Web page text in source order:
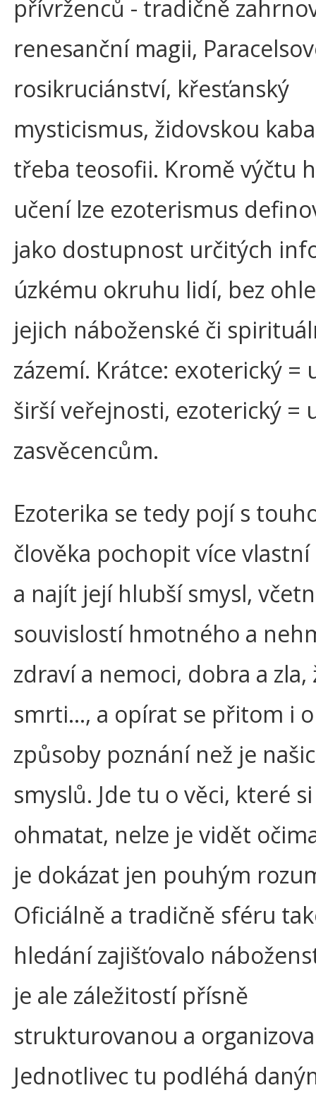
přívrženců - tradičně
renesanční magii,
rosikruciánství, křesťanský
mysticismus, židovskou
třeba teosofii. Kromě výčtu
učení lze ezoterismus
jako dostupnost určitých
úzkému okruhu lidí, bez
jejich náboženské či
zázemí. Krátce: exoterický =
širší veřejnosti, ezoterický =
zasvěcencům.
Ezoterika se tedy pojí s
člověka pochopit více
a najít její hlubší smysl,
souvislostí hmotného a
zdraví a nemoci, dobra a zla,
smrti..., a opírat se přitom i
způsoby poznání než je
smyslů. Jde tu o věci, které
ohmatat, nelze je vidět
je dokázat jen pouhým
Oficiálně a tradičně sféru
hledání zajišťovalo
je ale záležitostí přísně
strukturovanou a
Jednotlivec tu podléhá